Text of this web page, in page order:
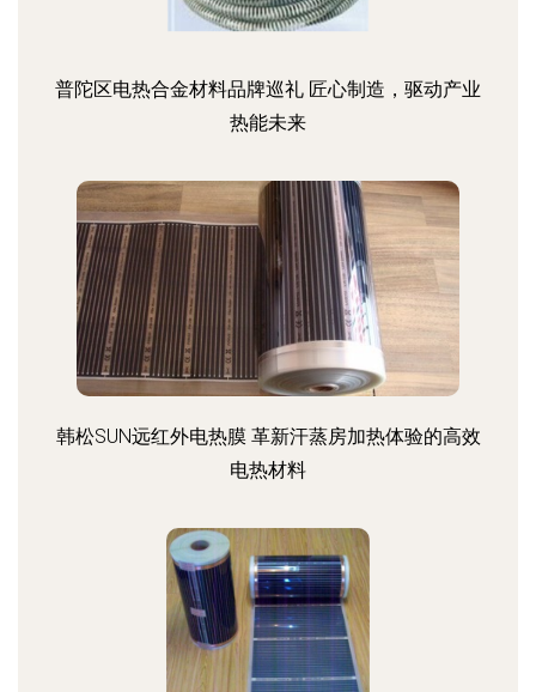
普陀区电热合金材料品牌巡礼 匠心制造，驱动产业
热能未来
韩松SUN远红外电热膜 革新汗蒸房加热体验的高效
电热材料